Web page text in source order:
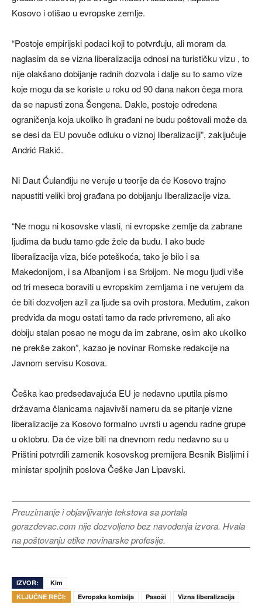
Kosovo i otišao u evropske zemlje.
“Postoje empirijski podaci koji to potvrđuju, ali moram da
naglasim da se vizna liberalizacija odnosi na turističku vizu , to
nije olakšano dobijanje radnih dozvola i dalje su to samo vize
koje mogu da se koriste u roku od 90 dana nakon čega mora
da se napusti zona Šengena. Dakle, postoje određena
ograničenja koja ukoliko ih građani ne budu poštovali može da
se desi da EU povuče odluku o viznoj liberalizaciji”, zaključuje
Andrić Rakić.
Ni Daut Ćulanđiju ne veruje u teorije da će Kosovo trajno
napustiti veliki broj građana po dobijanju liberalizacije viza.
“Ne mogu ni kosovske vlasti, ni evropske zemlje da zabrane
ljudima da budu tamo gde žele da budu. I ako bude
liberalizacija viza, biće poteškoća, tako je bilo i sa
Makedonijom, i sa Albanijom i sa Srbijom. Ne mogu ljudi više
od tri meseca boraviti u evropskim zemljama i ne verujem da
će biti dozvoljen azil za ljude sa ovih prostora. Međutim, zakon
predviđa da mogu ostati tamo da rade privremeno, ali ako
dobiju stalan posao ne mogu da im zabrane, osim ako ukoliko
ne prekše zakon”, kazao je novinar Romske redakcije na
Javnom servisu Kosova.
Češka kao predsedavajuća EU je nedavno uputila pismo
državama članicama najavivši nameru da se pitanje vizne
liberalizacije za Kosovo formalno uvrsti u agendu radne grupe
u oktobru. Da će vize biti na dnevnom redu nedavno su u
Prištini potvrdili zamenik kosovskog premijera Besnik Bisljimi i
ministar spoljnih poslova Češke Jan Lipavski.
Preuzimanje i objavljivanje tekstova sa portala
gorazdevac.com nije dozvoljeno bez navođenja izvora. Hvala
na poštovanju etike novinarske profesije.
IZVOR:
Kim
KLJUČNE REČI:
Evropska komisija Pasoši Vizna liberalizacija